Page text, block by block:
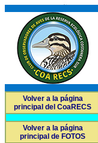
Volver a la página
principal del CoaRECS
Volver a la página
principal de FOTOS